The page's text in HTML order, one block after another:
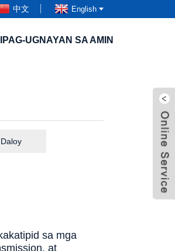
中文 English
UGNAYAN SA AMIN
sa mga
at